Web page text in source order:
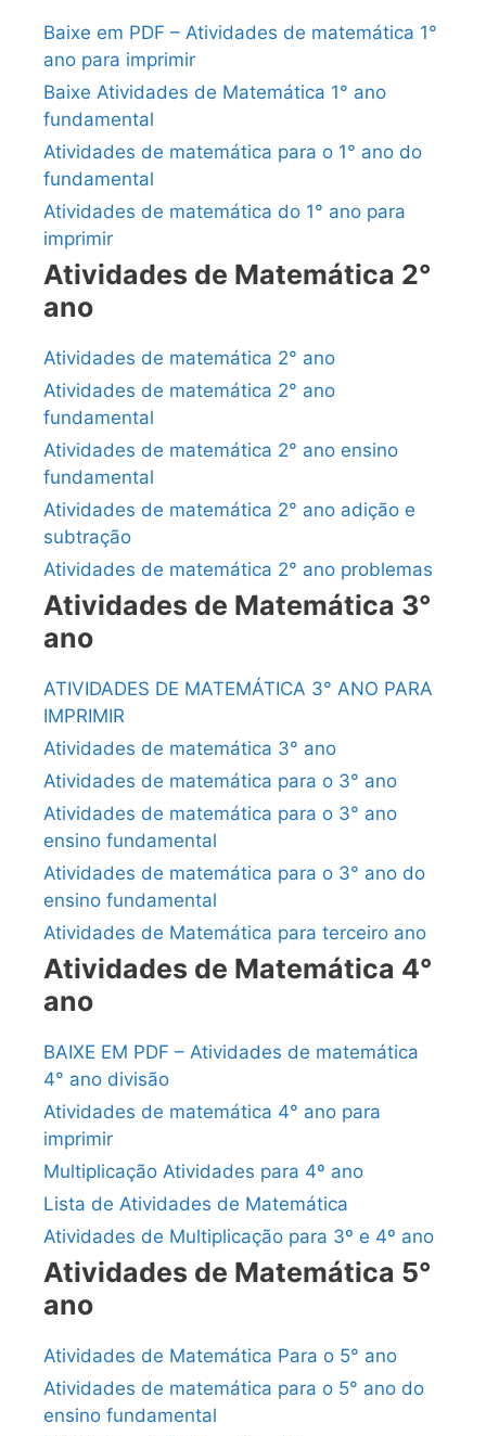
Baixe em PDF – Atividades de matemática 1°
ano para imprimir
Baixe Atividades de Matemática 1° ano
fundamental
Atividades de matemática para o 1° ano do
fundamental
Atividades de matemática do 1° ano para
imprimir
Atividades de Matemática 2°
ano
Atividades de matemática 2° ano
Atividades de matemática 2° ano
fundamental
Atividades de matemática 2° ano ensino
fundamental
Atividades de matemática 2° ano adição e
subtração
Atividades de matemática 2° ano problemas
Atividades de Matemática 3°
ano
ATIVIDADES DE MATEMÁTICA 3° ANO PARA
IMPRIMIR
Atividades de matemática 3° ano
Atividades de matemática para o 3° ano
Atividades de matemática para o 3° ano
ensino fundamental
Atividades de matemática para o 3° ano do
ensino fundamental
Atividades de Matemática para terceiro ano
Atividades de Matemática 4°
ano
BAIXE EM PDF – Atividades de matemática
4° ano divisão
Atividades de matemática 4° ano para
imprimir
Multiplicação Atividades para 4º ano
Lista de Atividades de Matemática
Atividades de Multiplicação para 3º e 4º ano
Atividades de Matemática 5°
ano
Atividades de Matemática Para o 5° ano
Atividades de matemática para o 5° ano do
ensino fundamental